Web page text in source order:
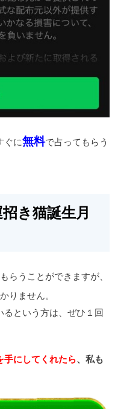
ぐに無料で占ってもらう
招き猫誕生月
らうことができますが、
りません。
るという方は、ぜひ１回
手にしてくれたら、私も